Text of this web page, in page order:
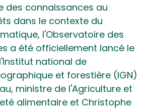
des connaissances au
dans le contexte du
l'Observatoire des
a été officiellement lancé le
national de
et forestière (IGN)
ministre de l'Agriculture et
alimentaire et Christophe